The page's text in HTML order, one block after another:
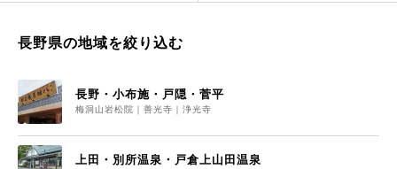
長野県の地域を絞り込む
長野・小布施・戸隠・菅平
梅洞山岩松院｜善光寺｜浄光寺
上田・別所温泉・戸倉上山田温泉